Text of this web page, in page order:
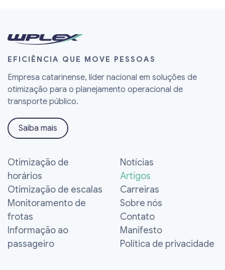
EFICIÊNCIA QUE MOVE PESSOAS
Empresa catarinense, líder nacional em soluções de
otimização para o planejamento operacional de
transporte público.
Saiba mais
Otimização de
horários
Otimização de escalas
Monitoramento de
frotas
Informação ao
passageiro
Notícias
Artigos
Carreiras
Sobre nós
Contato
Manifesto
Política de privacidade